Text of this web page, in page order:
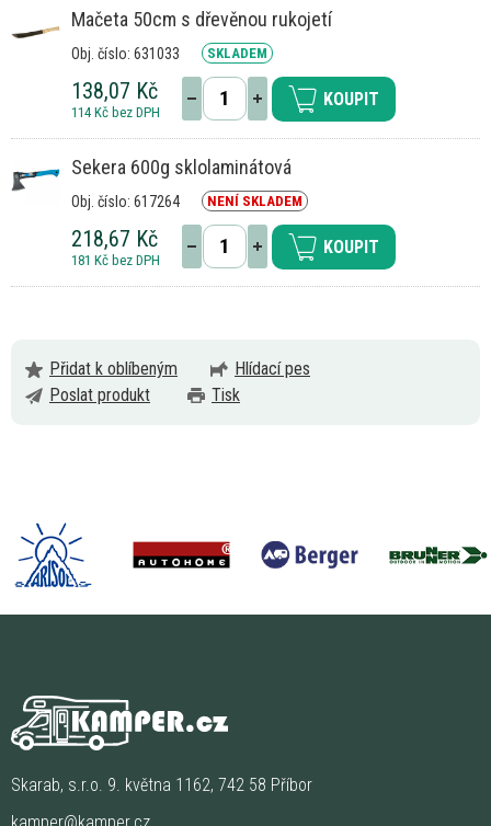
Mačeta 50cm s dřevěnou rukojetí
Obj. číslo: 631033 SKLADEM
138,07 Kč
114 Kč bez DPH
KOUPIT
Sekera 600g sklolaminátová
Obj. číslo: 617264 NENÍ SKLADEM
218,67 Kč
181 Kč bez DPH
KOUPIT
Přidat k oblíbeným
Hlídací pes
Poslat produkt
Tisk
Skarab, s.r.o. 9. května 1162, 742 58 Příbor
kamper@kamper.cz